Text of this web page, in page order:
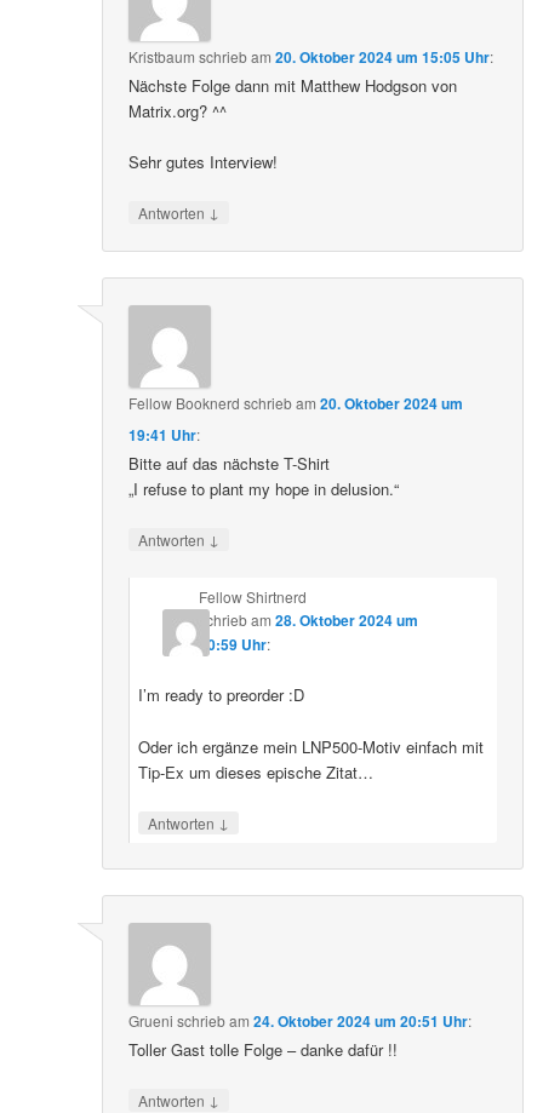
Kristbaum schriebam20. Oktober 2024 um 15:05 Uhr:
Nächste Folge dann mit Matthew Hodgson von
Matrix.org? ^^
Sehr gutes Interview!
Antworten ↓
Fellow Booknerd schriebam20. Oktober 2024 um
19:41 Uhr:
Bitte auf das nächste T-Shirt
„I refuse to plant my hope in delusion.“
Antworten ↓
Fellow Shirtnerd
schriebam 28. Oktober 2024 um
10:59 Uhr:
I’m ready to preorder :D
Oder ich ergänze mein LNP500-Motiv einfach mit
Tip-Ex um dieses epische Zitat…
Antworten ↓
Grueni schriebam24. Oktober 2024 um 20:51 Uhr:
Toller Gast tolle Folge – danke dafür !!
Antworten ↓